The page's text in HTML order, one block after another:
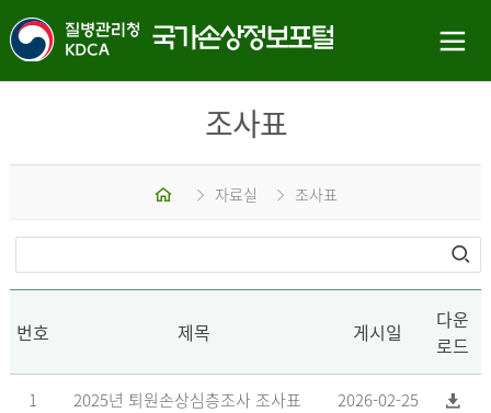
조사표
홈 자료실 조사표
번호 제목 게시일
다운
로드
1 2025년 퇴원손상심층조사 조사표 2026-02-25